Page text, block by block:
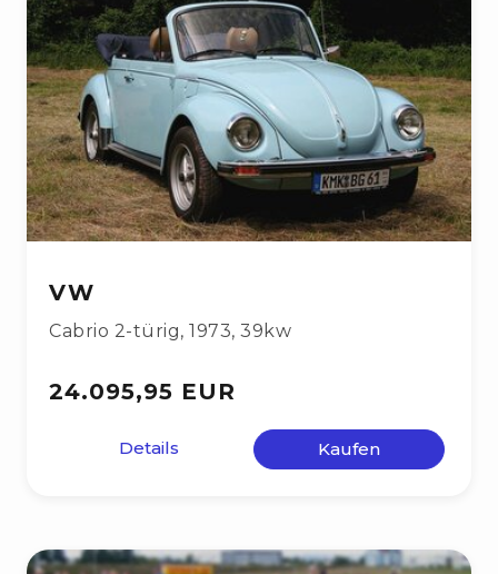
VW
Cabrio 2-türig, 1973, 39kw
24.095,95 EUR
Details Kaufen